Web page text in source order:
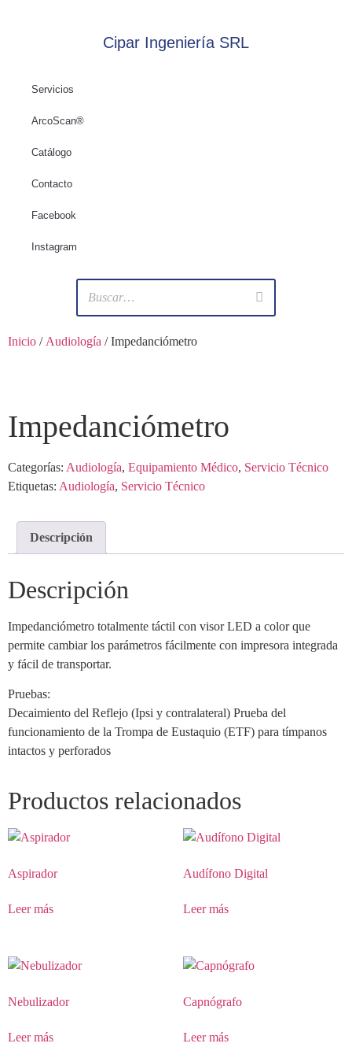
Cipar Ingeniería SRL
Servicios
ArcoScan®
Catálogo
Contacto
Facebook
Instagram
Inicio / Audiología / Impedanciómetro
Impedanciómetro
Categorías: Audiología, Equipamiento Médico, Servicio Técnico
Etiquetas: Audiología, Servicio Técnico
Descripción
Descripción
Impedanciómetro totalmente táctil con visor LED a color que
permite cambiar los parámetros fácilmente con impresora integrada
y fácil de transportar.
Pruebas:
Decaimiento del Reflejo (Ipsi y contralateral) Prueba del
funcionamiento de la Trompa de Eustaquio (ETF) para tímpanos
intactos y perforados
Productos relacionados
Aspirador
Leer más
Audífono Digital
Leer más
Nebulizador
Leer más
Capnógrafo
Leer más